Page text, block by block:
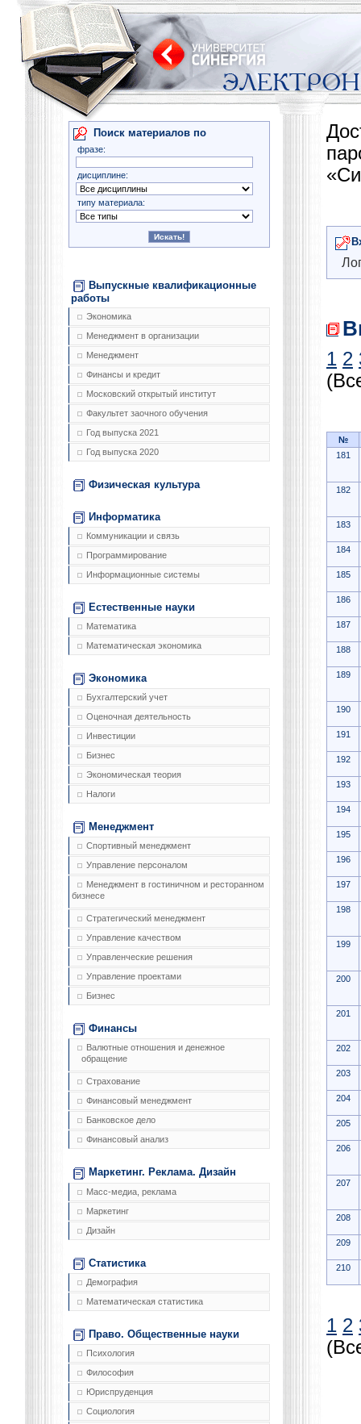
Поиск материалов по
фразе:
дисциплине:
типу материала:
Выпускные квалификационные
работы
Экономика
Менеджмент в организации
Менеджмент
Финансы и кредит
Московский открытый институт
Факультет заочного обучения
Год выпуска 2021
Год выпуска 2020
Физическая культура
Информатика
Коммуникации и связь
Программирование
Информационные системы
Естественные науки
Математика
Математическая экономика
Экономика
Бухгалтерский учет
Оценочная деятельность
Инвестиции
Бизнес
Экономическая теория
Налоги
Менеджмент
Спортивный менеджмент
Управление персоналом
Менеджмент в гостиничном и ресторанном
бизнесе
Стратегический менеджмент
Управление качеством
Управленческие решения
Управление проектами
Бизнес
Финансы
Валютные отношения и денежное
обращение
Страхование
Финансовый менеджмент
Банковское дело
Финансовый анализ
Маркетинг. Реклама. Дизайн
Масс-медиа, реклама
Маркетинг
Дизайн
Статистика
Демография
Математическая статистика
Право. Общественные науки
Психология
Философия
Юриспруденция
Социология
1 2
№
181
182
183
184
185
186
187
188
189
190
191
192
193
194
195
196
197
198
199
200
201
202
203
204
205
206
207
208
209
210
1 2